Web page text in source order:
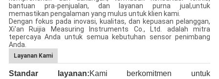
bantuan pra-penjualan, dan layanan purna jual,untuk
memastikan pengalaman yang mulus untuk klien kami.
Dengan fokus pada inovasi, kualitas, dan kepuasan pelanggan,
Xi'an Ruijia Measuring Instruments Co., Ltd. adalah mitra
tepercaya Anda untuk semua kebutuhan sensor penimbang
Anda.
Layanan Kami
Standar layanan:Kami berkomitmen untuk